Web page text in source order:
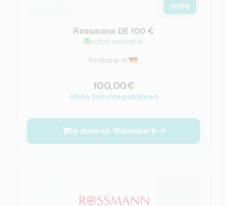
100€
Rossmann DE 100 €
sofort verfügbar
Einlösbar in:
100,00€
Ohne Servicegebühren
In meinen Warenkorb